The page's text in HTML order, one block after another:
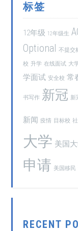
标签
12年级 12年级生
Optional 不提交
校 升学 在线面试 大
学面试 安全校 常
书写作 新冠 新
新闻 疫情 目标校
大学 美国
申请 美国移民
RECENT